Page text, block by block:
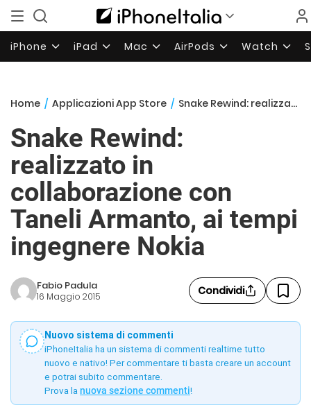
iPhone iPad Mac AirPods Watch
Home / Applicazioni App Store / Snake Rewind: realizzato in collaborazione con Taneli Armanto, ai tempi ingegnere Nokia
Snake Rewind:
realizzato in
collaborazione con
Taneli Armanto, ai tempi
ingegnere Nokia
Fabio Padula
16 Maggio 2015 Condividi
Nuovo sistema di commenti
iPhoneItalia ha un sistema di commenti realtime tutto
nuovo e nativo! Per commentare ti basta creare un account
e potrai subito commentare.
Prova la nuova sezione commenti!